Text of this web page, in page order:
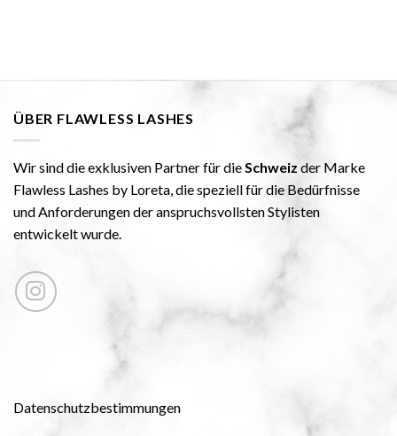
ÜBER FLAWLESS LASHES
Wir sind die exklusiven Partner für die Schweiz der Marke
Flawless Lashes by Loreta, die speziell für die Bedürfnisse
und Anforderungen der anspruchsvollsten Stylisten
entwickelt wurde.
Datenschutzbestimmungen